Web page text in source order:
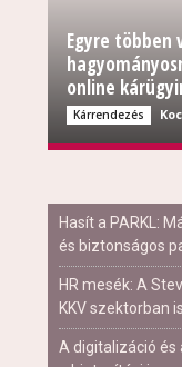
Egyre többen
online
Kárrendezés
Hasít a PARKL:
és biztonságos
HR mesék: A
KKV szektorban
A digitalizáció és